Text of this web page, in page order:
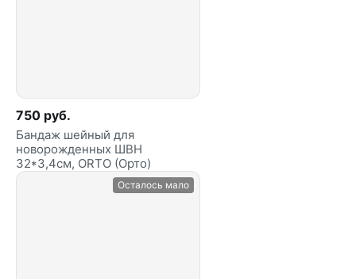
750 руб.
Бандаж шейный для
новорожденных ШВН
32*3,4см, ORTO (Орто)
Осталось мало